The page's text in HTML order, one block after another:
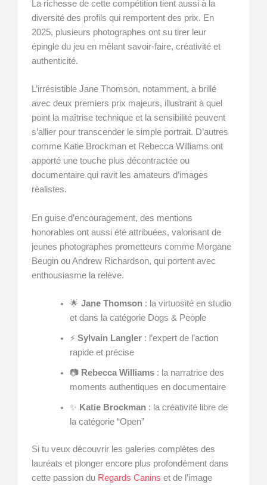
La richesse de cette compétition tient aussi à la
diversité des profils qui remportent des prix. En
2025, plusieurs photographes ont su tirer leur
épingle du jeu en mêlant savoir-faire, créativité et
authenticité.
L’irrésistible Jane Thomson, notamment, a brillé
avec deux premiers prix majeurs, illustrant à quel
point la maîtrise technique et la sensibilité peuvent
s’allier pour transcender le simple portrait. D’autres
comme Katie Brockman et Rebecca Williams ont
apporté une touche plus décontractée ou
documentaire qui ravit les amateurs d’images
réalistes.
En guise d’encouragement, des mentions
honorables ont aussi été attribuées, valorisant de
jeunes photographes prometteurs comme Morgane
Beugin ou Andrew Richardson, qui portent avec
enthousiasme la relève.
🌟 Jane Thomson: la virtuosité en studio
et dans la catégorie Dogs & People
⚡ Sylvain Langler: l’expert de l’action
rapide et précise
📷 Rebecca Williams: la narratrice des
moments authentiques en documentaire
✨ Katie Brockman: la créativité libre de
la catégorie “Open”
Si tu veux découvrir les galeries complètes des
lauréats et plonger encore plus profondément dans
cette passion du Regards Canins et de l’image